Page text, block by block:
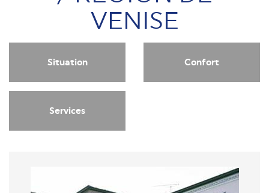
VENISE
Situation Confort
Services